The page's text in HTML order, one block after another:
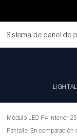
Sistema de panel de
Módulo LED P4 interior
Pantalla En comparación